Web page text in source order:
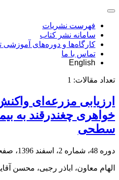
فهرست نشریات
سامانه نشر کتاب
کارگاه‌ها و دوره‌های
تماس با ما
English
تعداد مقالات: 1
ارزیابی مزرعه‌ای
خواهری چغندرقند به
سطحی
دوره 48، شماره 2، اسفند 1396، صفحه
الهام معاون، اباذر رجبی، محسن